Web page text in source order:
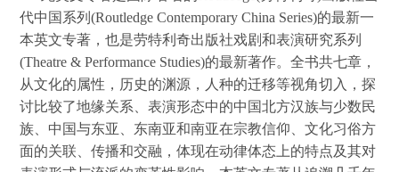
代中国系列(Routledge Contemporary China Series)的最新一
本英文专著，也是劳特利奇出版社戏剧和表演研究系列
(Theatre & Performance Studies)的最新著作。全书共七章，
从文化的属性，历史的渊源，人种的迁移等视角切入，探
讨比较了地缘关系、表演形态中的中国北方汉族与少数民
族、中国与东亚、东南亚和南亚在宗教信仰、文化习俗方
面的关联、传播和交融，体现在动律体态上的特点及其对